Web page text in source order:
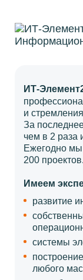
ИТ-
и
За
чем в 2 раза
Ежегодно
200 проектов.
Имеем
развитие
системы
любого